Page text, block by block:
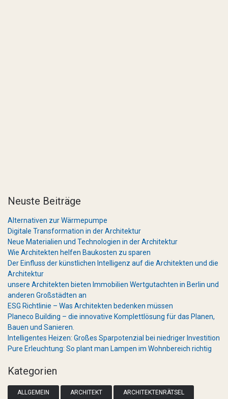
Neuste Beiträge
Alternativen zur Wärmepumpe
Digitale Transformation in der Architektur
Neue Materialien und Technologien in der Architektur
Wie Architekten helfen Baukosten zu sparen
Der Einfluss der künstlichen Intelligenz auf die Architekten und die
Architektur
unsere Architekten bieten Immobilien Wertgutachten in Berlin und
anderen Großstädten an
ESG Richtlinie – Was Architekten bedenken müssen
Planeco Building – die innovative Komplettlösung für das Planen,
Bauen und Sanieren.
Intelligentes Heizen: Großes Sparpotenzial bei niedriger Investition
Pure Erleuchtung: So plant man Lampen im Wohnbereich richtig
Kategorien
ALLGEMEIN ARCHITEKT ARCHITEKTENRÄTSEL